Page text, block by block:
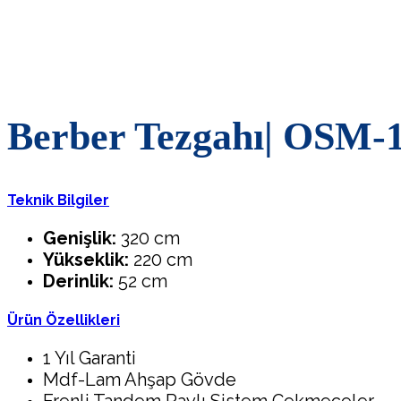
Berber Tezgahı| OSM-
Teknik Bilgiler
Genişlik: 320 cm
Yükseklik: 220 cm
Derinlik: 52 cm
Ürün Özellikleri
1 Yıl Garanti
Mdf-Lam Ahşap Gövde